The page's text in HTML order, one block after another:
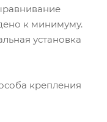
к минимуму.
установка
крепления